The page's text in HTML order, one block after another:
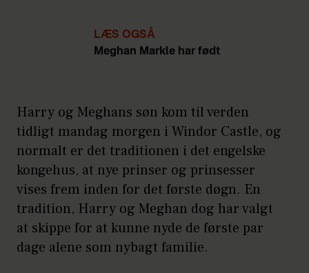
LÆS OGSÅ
Meghan Markle har født
Harry og Meghans søn kom til verden
tidligt mandag morgen i Windor Castle, og
normalt er det traditionen i det engelske
kongehus, at nye prinser og prinsesser
vises frem inden for det første døgn. En
tradition, Harry og Meghan dog har valgt
at skippe for at kunne nyde de første par
dage alene som nybagt familie.